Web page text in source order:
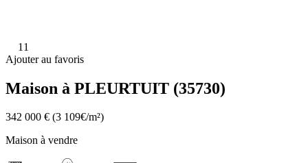
11
Ajouter au favoris
Maison à PLEURTUIT (35730)
342 000 € (3 109€/m²)
Maison à vendre